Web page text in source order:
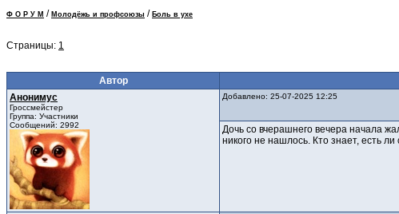
Ф О Р У М / Молодёжь и профсоюзы / Боль в ухе
Страницы: 1
Автор
Анонимус
Гроссмейстер
Группа: Участники
Сообщений: 2992
Добавлено: 25-07-2025 12:25
Дочь со вчерашнего вечера начала
никого не нашлось. Кто знает, есть